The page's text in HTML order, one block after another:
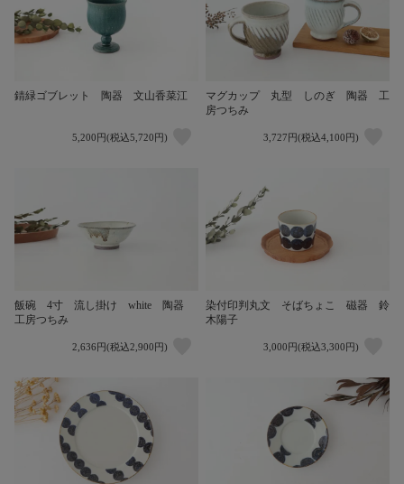
錆緑ゴブレット 陶器 文山香菜江
5,200円(税込5,720円)
マグカップ 丸型 しのぎ 陶器 工
房つちみ
3,727円(税込4,100円)
飯碗 4寸 流し掛け white 陶器
工房つちみ
2,636円(税込2,900円)
染付印判丸文 そばちょこ 磁器 鈴
木陽子
3,000円(税込3,300円)